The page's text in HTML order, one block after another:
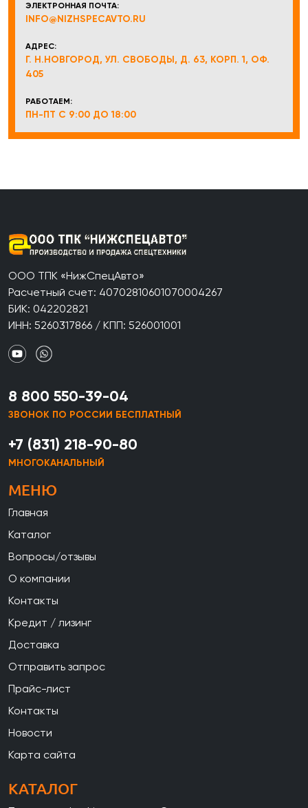
ЭЛЕКТРОННАЯ ПОЧТА:
INFO@NIZHSPECAVTO.RU
АДРЕС:
Г. Н.НОВГОРОД, УЛ. СВОБОДЫ, Д. 63, КОРП. 1, ОФ.
405
РАБОТАЕМ:
ПН-ПТ С 9:00 ДО 18:00
ООО ТПК «НижСпецАвто»
Расчетный счет: 40702810601070004267
БИК: 042202821
ИНН: 5260317866 / КПП: 526001001
8 800 550-39-04
ЗВОНОК ПО РОССИИ БЕСПЛАТНЫЙ
+7 (831) 218-90-80
МНОГОКАНАЛЬНЫЙ
МЕНЮ
Главная
Каталог
Вопросы/отзывы
О компании
Контакты
Кредит / лизинг
Доставка
Отправить запрос
Прайс-лист
Контакты
Новости
Карта сайта
КАТАЛОГ